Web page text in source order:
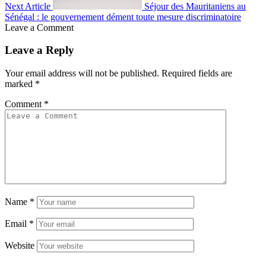
Next Article
Séjour des Mauritaniens au
Sénégal : le gouvernement dément toute mesure discriminatoire
Leave a Comment
Leave a Reply
Your email address will not be published. Required fields are
marked *
Comment *
Name *
Email *
Website